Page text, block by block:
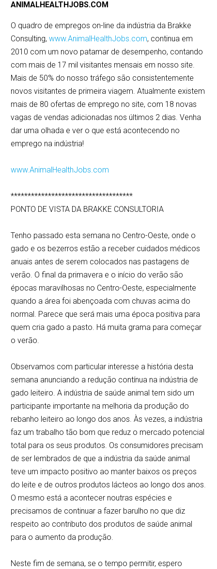
ANIMALHEALTHJOBS.COM
O quadro de empregos on-line da indústria da Brakke
Consulting,www.AnimalHealthJobs.com, continua em
2010 com um novo patamar de desempenho, contando
com mais de 17 mil visitantes mensais em nosso site.
Mais de 50% do nosso tráfego são consistentemente
novos visitantes de primeira viagem. Atualmente existem
mais de 80 ofertas de emprego no site, com 18 novas
vagas de vendas adicionadas nos últimos 2 dias. Venha
dar uma olhada e ver o que está acontecendo no
emprego na indústria!
www.AnimalHealthJobs.com
************************************
PONTO DE VISTA DA BRAKKE CONSULTORIA
Tenho passado esta semana no Centro-Oeste, onde o
gado e os bezerros estão a receber cuidados médicos
anuais antes de serem colocados nas pastagens de
verão. O final da primavera e o início do verão são
épocas maravilhosas no Centro-Oeste, especialmente
quando a área foi abençoada com chuvas acima do
normal. Parece que será mais uma época positiva para
quem cria gado a pasto. Há muita grama para começar
o verão.
Observamos com particular interesse a história desta
semana anunciando a redução contínua na indústria de
gado leiteiro. A indústria de saúde animal tem sido um
participante importante na melhoria da produção do
rebanho leiteiro ao longo dos anos. Às vezes, a indústria
faz um trabalho tão bom que reduz o mercado potencial
total para os seus produtos. Os consumidores precisam
de ser lembrados de que a indústria da saúde animal
teve um impacto positivo ao manter baixos os preços
do leite e de outros produtos lácteos ao longo dos anos.
O mesmo está a acontecer noutras espécies e
precisamos de continuar a fazer barulho no que diz
respeito ao contributo dos produtos de saúde animal
para o aumento da produção.
Neste fim de semana, se o tempo permitir, espero